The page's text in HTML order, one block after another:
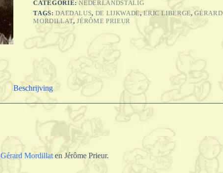
CATEGORIE:NEDERLANDSTALIG
TAGS:DAEDALUS, DE LIJKWADE,ERIC LIBERGE,GÉRARD
MORDILLAT,JÉRÔME PRIEUR
Beschrijving
Gérard Mordillat en Jérôme Prieur.